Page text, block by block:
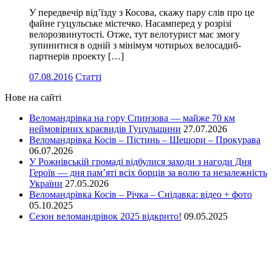
У передвечір від’їзду з Косова, скажу пару слів про це
файне гуцульське містечко. Насамперед у розрізі
велорозвинутості. Отже, тут велотурист має змогу
зупинитися в одній з мінімум чотирьох велосадиб-
партнерів проекту […]
07.08.2016 Статті
Нове на сайті
Веломандрівка на гору Спинзова — майже 70 км
неймовірних краєвидів Гуцульщини 27.07.2026
Веломандрівка Косів – Пістинь – Шешори – Прокурава
06.07.2026
У Рожнівській громаді відбулися заходи з нагоди Дня
Героїв — дня пам’яті всіх борців за волю та незалежність
України 27.05.2026
Веломандрівка Косів – Річка – Снідавка: відео + фото
05.10.2025
Сезон веломандрівок 2025 відкрито! 09.05.2025